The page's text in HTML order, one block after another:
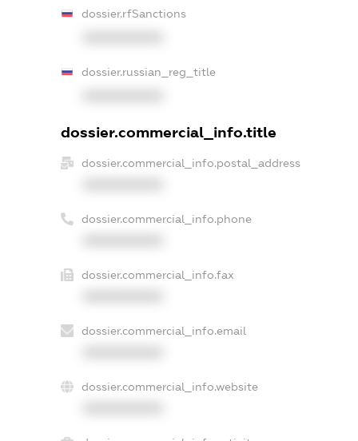
dossier.rfSanctions
dossier.russian_reg_title
dossier.commercial_info.title
dossier.commercial_info.postal_address
dossier.commercial_info.phone
dossier.commercial_info.fax
dossier.commercial_info.email
dossier.commercial_info.website